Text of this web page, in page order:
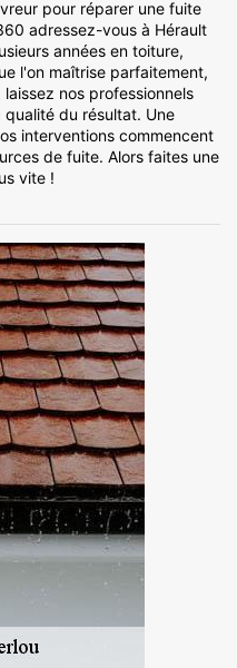
pour réparer une fuite
adressez-vous à Hérault
années en toiture,
l'on maîtrise parfaitement,
nos professionnels
du résultat. Une
interventions commencent
de fuite. Alors faites une
vite !